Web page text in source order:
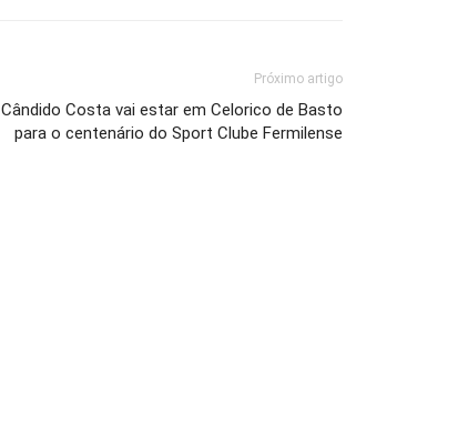
Próximo artigo
Cândido Costa vai estar em Celorico de Basto
para o centenário do Sport Clube Fermilense